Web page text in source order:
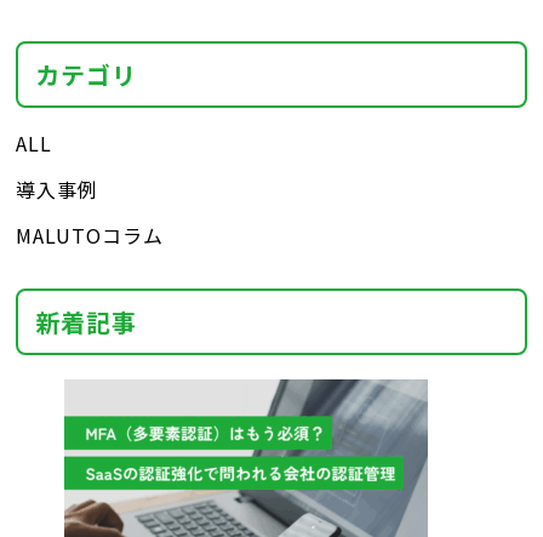
カテゴリ
ALL
導入事例
MALUTOコラム
新着記事